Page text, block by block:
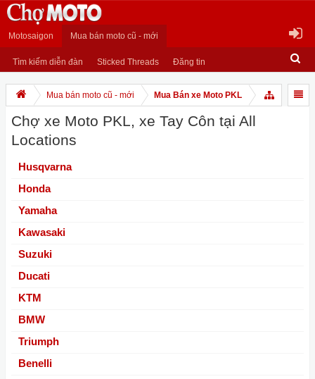
Motosaigon Mua bán moto cũ - mới
Tìm kiếm diễn đàn Sticked Threads Đăng tin
Mua bán moto cũ - mới Mua Bán xe Moto PKL
Chợ xe Moto PKL, xe Tay Côn tại All
Locations
Husqvarna
Honda
Yamaha
Kawasaki
Suzuki
Ducati
KTM
BMW
Triumph
Benelli